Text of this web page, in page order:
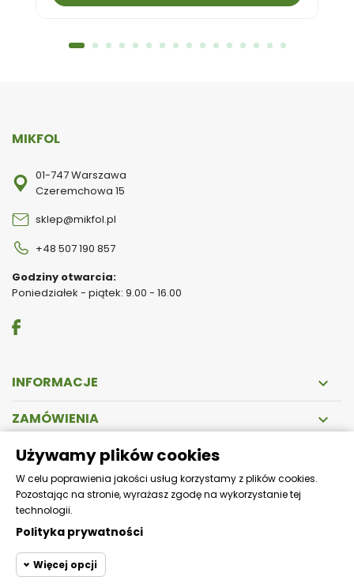
MIKFOL
01-747 Warszawa
Czeremchowa 15
sklep@mikfol.pl
+48 507 190 857
Godziny otwarcia:
Poniedziałek - piątek: 9.00 - 16.00
INFORMACJE 
ZAMÓWIENIA 
Używamy plików cookies
W celu poprawienia jakości usług korzystamy z plików cookies.
Pozostając na stronie, wyrażasz zgodę na wykorzystanie tej
technologii.
Polityka prywatności
Więcej opcji
DOSTAWA
Zapewniamy szybką i bezpieczną wysyłkę!